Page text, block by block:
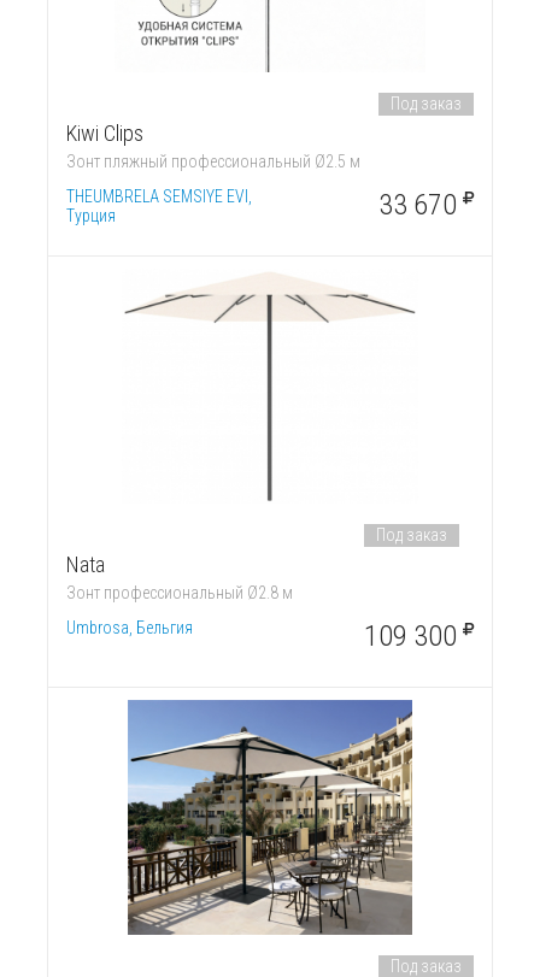
Kiwi Clips
Зонт пляжный профессиональный Ø2.5 м
THEUMBRELA SEMSIYE EVI,
Турция
Под заказ
33 670
Nata
Зонт профессиональный Ø2.8 м
Umbrosa, Бельгия
Под заказ
109 300
Под заказ